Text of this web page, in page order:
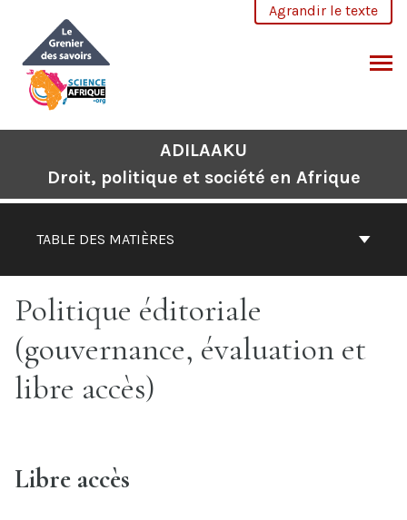
contenu
Agrandir le texte
TABLE DES MATIÈRES
ADILAAKU
Droit, politique et société en Afrique
Politique éditoriale
(gouvernance, évaluation et
libre accès)
Libre accès